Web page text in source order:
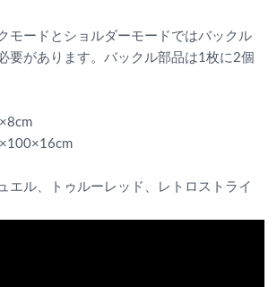
モードとショルダーモードではバックル
要があります。バックル部品は1枚に2個
エル、トゥルーレッド、レトロストライ